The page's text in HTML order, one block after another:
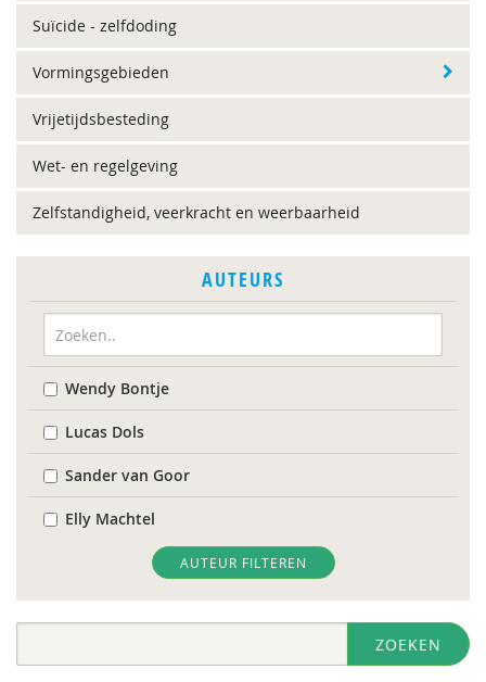
Suïcide - zelfdoding
Vormingsgebieden
Vrijetijdsbesteding
Wet- en regelgeving
Zelfstandigheid, veerkracht en weerbaarheid
AUTEURS
Wendy Bontje
Lucas Dols
Sander van Goor
Elly Machtel
AUTEUR FILTEREN
ZOEKEN